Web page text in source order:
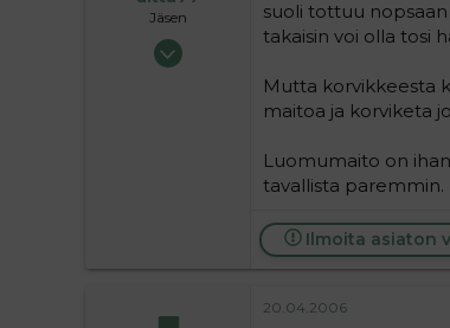
Jäsen
27.05.2004
suoli tottuu nopsaan
takaisin voi olla tosi
Mutta korvikkeesta
maitoa ja korviketa
Luomumaito on
tavallista paremmin.
Ilmoita asiaton
20.04.2006